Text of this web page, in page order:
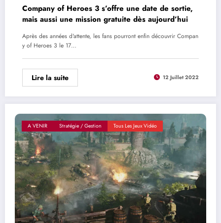
Company of Heroes 3 s’offre une date de sortie,
mais aussi une mission gratuite dès aujourd’hui
Après des années d'attente, les fans pourront enfin découvrir Compan
y of Heroes 3 le 17…
Lire la suite 12 Juillet 2022
A VENIR Stratégie / Gestion Tous Les Jeux Vidéo